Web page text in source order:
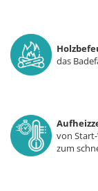
das
von
zum